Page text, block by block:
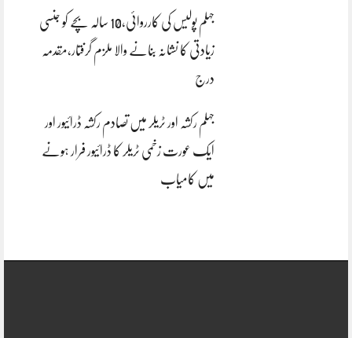
جہلم پولیس کی کارروائی،10 سالہ بچے کو جنسی
زیادتی کا نشانہ بنانے والا ملزم گرفتار،مقدمہ
درج
جہلم رکشہ اور ٹریلر میں تصادم رکشہ ڈرائیور اور
ایک عورت زخمی ٹریلر کا ڈرائیور فرار ہونے
میں کامیاب